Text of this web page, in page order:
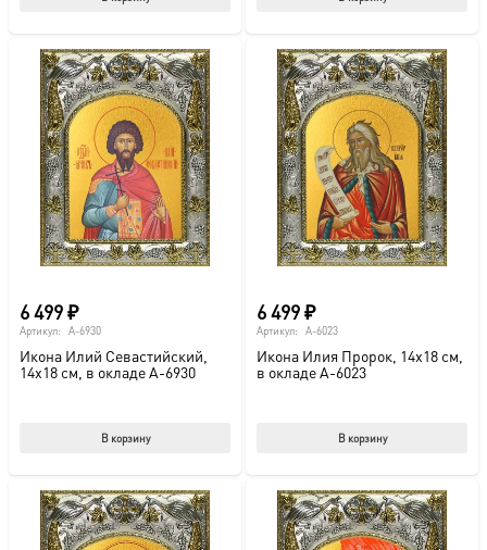
6 499₽
Артикул: A-6930
Икона Илий Севастийский,
14х18 см, в окладе A-6930
В корзину
6 499₽
Артикул: A-6023
Икона Илия Пророк, 14х18 см,
в окладе A-6023
В корзину